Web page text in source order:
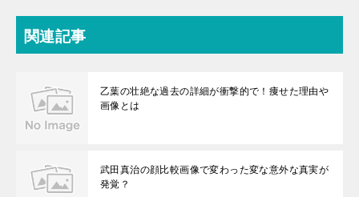
関連記事
乙葉の壮絶な過去の詳細が衝撃的で！痩せた理由や
画像とは
武田真治の顔比較画像で変わった変な意外な真実が
発覚？